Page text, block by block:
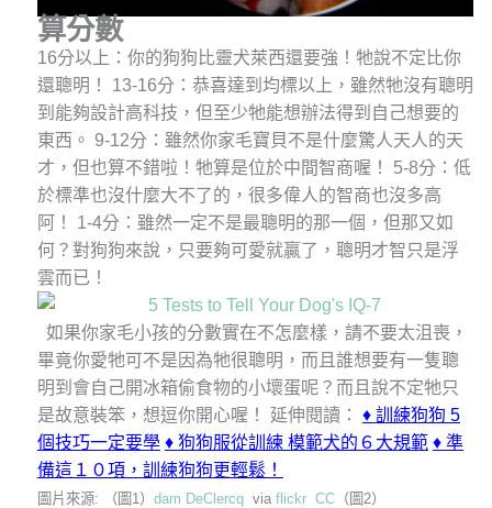
算分數
16分以上：你的狗狗比靈犬萊西還要強！牠說不定比你
還聰明！
13-16分：恭喜達到均標以上，雖然牠沒有聰明
到能夠設計高科技，但至少牠能想辦法得到自己想要的
東西。 9-12分：雖然你家毛寶貝不是什麼驚人天人的天
才，但也算不錯啦！牠算是位於中間智商喔！
5-8分：低
於標準也沒什麼大不了的，很多偉人的智商也沒多高
阿！
1-4分：雖然一定不是最聰明的那一個，但那又如
何？對狗狗來說，只要夠可愛就贏了，聰明才智只是浮
雲而已！
如果你家毛小孩的分數實在不怎麼樣，請不要太沮喪，
畢竟你愛牠可不是因為牠很聰明，而且誰想要有一隻聰
明到會自己開冰箱偷食物的小壞蛋呢？而且說不定牠只
是故意裝笨，想逗你開心喔！
延伸閱讀： ♦ 訓練狗狗 5
個技巧一定要學 ♦ 狗狗服從訓練 模範犬的６大規範 ♦ 準
備這１０項，訓練狗狗更輕鬆！
圖片來源: （圖1） dam DeClercqvia flickr CC（圖2）